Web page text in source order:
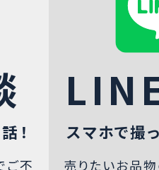
！
ご不
スマホで撮
売りたいお品